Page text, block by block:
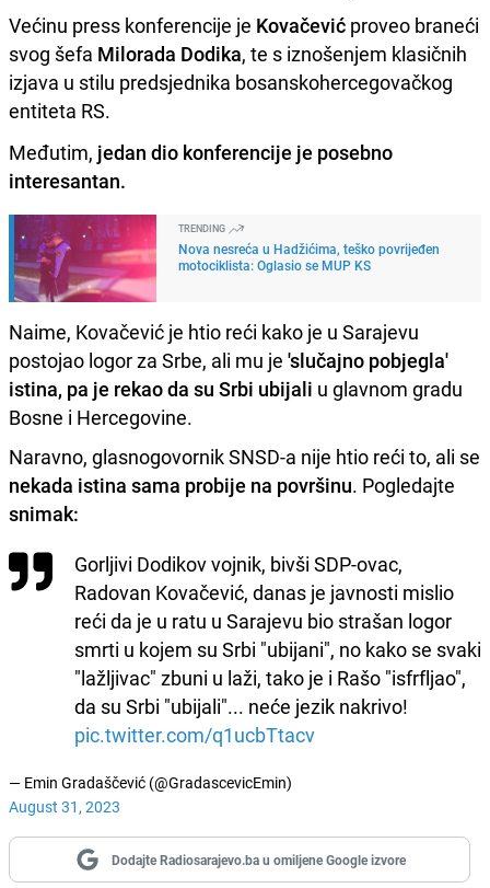
Većinu press konferencije je Kovačević proveo braneći
svog šefa Milorada Dodika, te s iznošenjem klasičnih
izjava u stilu predsjednika bosanskohercegovačkog
entiteta RS.
Međutim, jedan dio konferencije je posebno
interesantan.
TRENDING
Nova nesreća u Hadžićima, teško povrijeđen
motociklista: Oglasio se MUP KS
Naime, Kovačević je htio reći kako je u Sarajevu
postojao logor za Srbe, ali mu je 'slučajno pobjegla'
istina, pa je rekao da su Srbi ubijali u glavnom gradu
Bosne i Hercegovine.
Naravno, glasnogovornik SNSD-a nije htio reći to, ali se
nekada istina sama probije na površinu. Pogledajte
snimak:
Gorljivi Dodikov vojnik, bivši SDP-ovac,
Radovan Kovačević, danas je javnosti mislio
reći da je u ratu u Sarajevu bio strašan logor
smrti u kojem su Srbi "ubijani", no kako se svaki
"lažljivac" zbuni u laži, tako je i Rašo "isfrfljao",
da su Srbi "ubijali"... neće jezik nakrivo!
pic.twitter.com/q1ucbTtacv
— Emin Gradaščević (@GradascevicEmin)
August 31, 2023
Dodajte Radiosarajevo.ba u omiljene Google izvore